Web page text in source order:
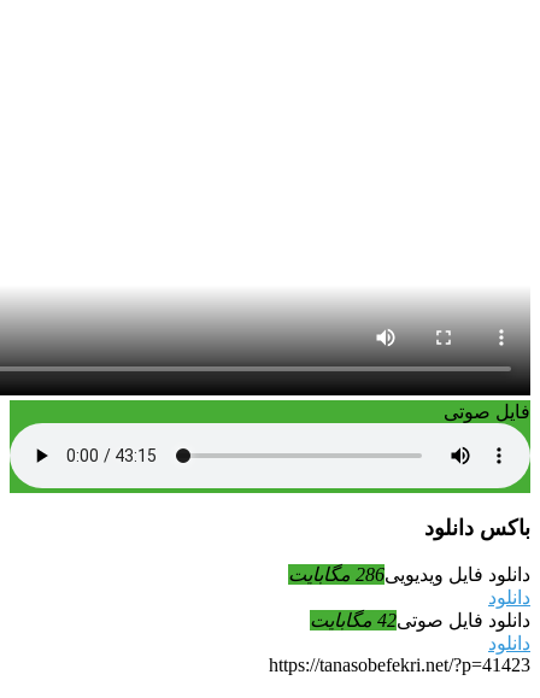
فایل صوتی
باکس دانلود
دانلود فایل ویدیویی286 مگابایت
دانلود
دانلود فایل صوتی42 مگابایت
دانلود
https://tanasobefekri.net/?p=41423